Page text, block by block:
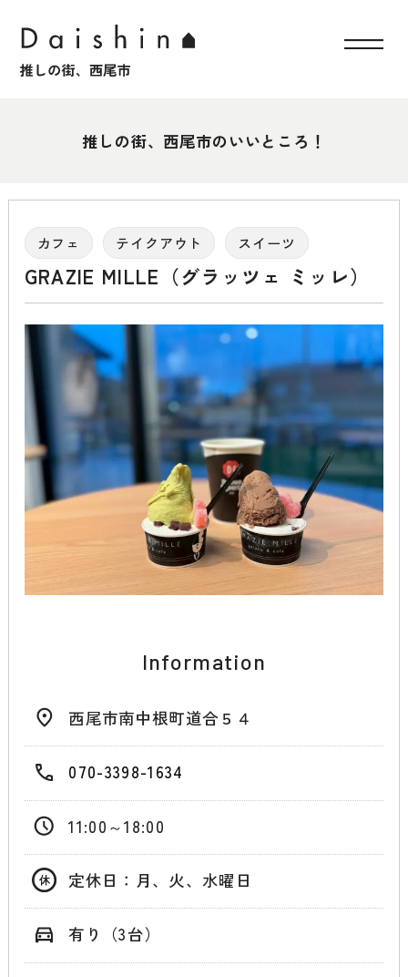
推しの街、西尾市のいいところ！
カフェ テイクアウト スイーツ
GRAZIE MILLE（グラッツェ ミッレ）
Information
西尾市南中根町道合５４
070-3398-1634
11:00～18:00
定休日：月、火、水曜日
有り（3台）